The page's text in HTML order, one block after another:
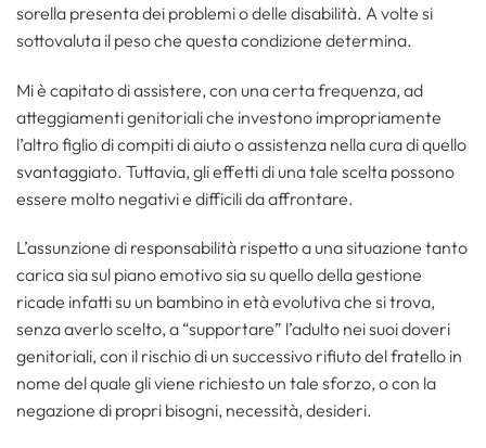
sorella presenta dei problemi o delle disabilità. A volte si
sottovaluta il peso che questa condizione determina.
Mi è capitato di assistere, con una certa frequenza, ad
atteggiamenti genitoriali che investono impropriamente
l’altro figlio di compiti di aiuto o assistenza nella cura di quello
svantaggiato. Tuttavia, gli effetti di una tale scelta possono
essere molto negativi e difficili da affrontare.
L’assunzione di responsabilità rispetto a una situazione tanto
carica sia sul piano emotivo sia su quello della gestione
ricade infatti su un bambino in età evolutiva che si trova,
senza averlo scelto, a “supportare” l’adulto nei suoi doveri
genitoriali, con il rischio di un successivo rifiuto del fratello in
nome del quale gli viene richiesto un tale sforzo, o con la
negazione di propri bisogni, necessità, desideri.